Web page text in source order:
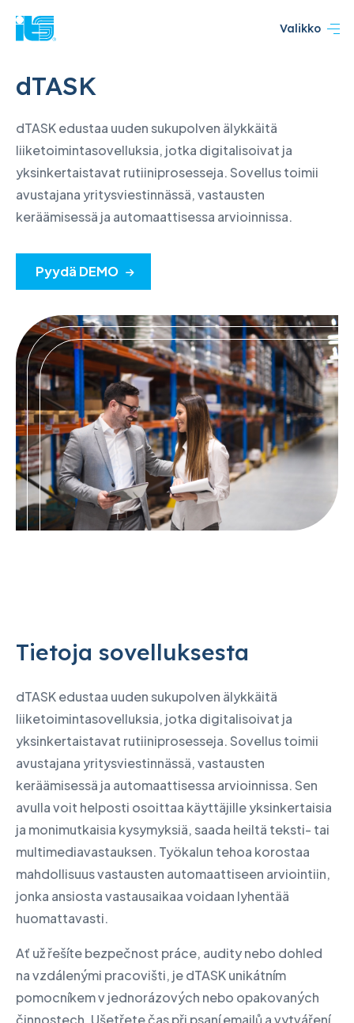
Valikko
dTASK
dTASK edustaa uuden sukupolven älykkäitä
liiketoimintasovelluksia, jotka digitalisoivat ja
yksinkertaistavat rutiiniprosesseja. Sovellus toimii
avustajana yritysviestinnässä, vastausten
keräämisessä ja automaattisessa arvioinnissa.
Pyydä DEMO
Tietoja sovelluksesta
dTASK edustaa uuden sukupolven älykkäitä
liiketoimintasovelluksia, jotka digitalisoivat ja
yksinkertaistavat rutiiniprosesseja. Sovellus toimii
avustajana yritysviestinnässä, vastausten
keräämisessä ja automaattisessa arvioinnissa. Sen
avulla voit helposti osoittaa käyttäjille yksinkertaisia
ja monimutkaisia kysymyksiä, saada heiltä teksti- tai
multimediavastauksen. Työkalun tehoa korostaa
mahdollisuus vastausten automaattiseen arviointiin,
jonka ansiosta vastausaikaa voidaan lyhentää
huomattavasti.
Ať už řešíte bezpečnost práce, audity nebo dohled
na vzdálenými pracovišti, je dTASK unikátním
pomocníkem v jednorázových nebo opakovaných
činnostech. Ušetřete čas při psaní emailů a vytváření